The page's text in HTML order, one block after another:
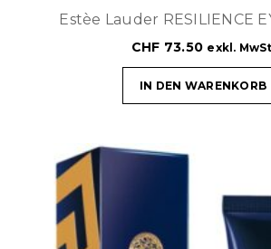
Estèe Lauder RESILIENCE
CHF 73.50 exkl.
IN DEN WARENKORB